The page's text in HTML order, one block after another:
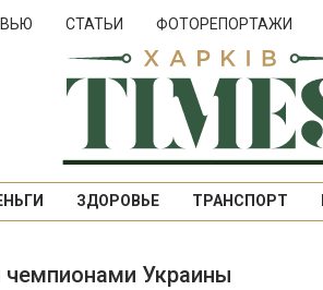
СТАТЬИ ФОТОРЕПОРТАЖИ
ЗДОРОВЬЕ ТРАНСПОРТ
чемпионами Украины